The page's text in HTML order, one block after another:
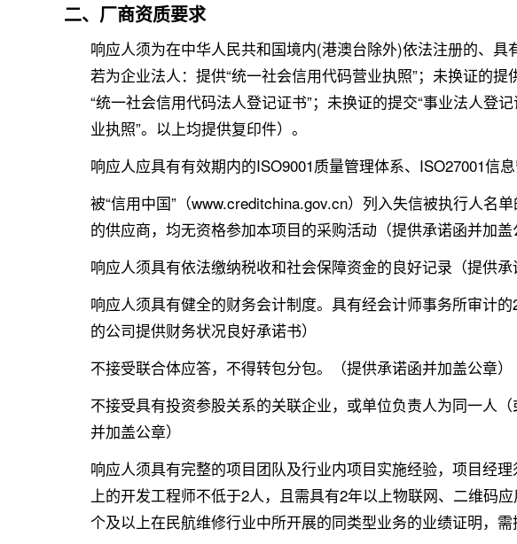
二、厂商资质要求
响应人须为在中华人民共和国境内(港澳台除外)依法注册的、
若为企业法人：提供“统一社会信用代码营业执照”；未换证的
“统一社会信用代码法人登记证书”；未换证的提交“事业法人
业执照”。以上均提供复印件）。
响应人应具有有效期内的ISO9001质量管理体系、ISO27001信
被“信用中国”（www.creditchina.gov.cn）列入失信被执行人名
的供应商，均无资格参加本项目的采购活动（提供承诺函并加盖
响应人须具有依法缴纳税收和社会保障资金的良好记录（提供承
响应人须具有健全的财务会计制度。具有经会计师事务所审计
的公司提供财务状况良好承诺书）
不接受联合体应答，不得转包分包。（提供承诺函并加盖公章）
不接受具有投资参股关系的关联企业，或单位负责人为同一人
并加盖公章）
响应人须具有完整的项目团队及行业内项目实施经验，项目经
上的开发工程师不低于2人，且需具有2年以上物联网、二维码
个及以上在民航维修行业中所开展的同类型业务的业绩证明，